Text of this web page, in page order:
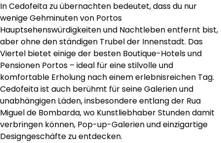
In Cedofeita zu übernachten bedeutet, dass du nur
wenige Gehminuten von Portos
Hauptsehenswürdigkeiten und Nachtleben entfernt bist,
aber ohne den ständigen Trubel der Innenstadt. Das
Viertel bietet einige der besten Boutique-Hotels und
Pensionen Portos – ideal für eine stilvolle und
komfortable Erholung nach einem erlebnisreichen Tag.
Cedofeita ist auch berühmt für seine Galerien und
unabhängigen Läden, insbesondere entlang der Rua
Miguel de Bombarda, wo Kunstliebhaber Stunden damit
verbringen können, Pop-up-Galerien und einzigartige
Designgeschäfte zu entdecken.